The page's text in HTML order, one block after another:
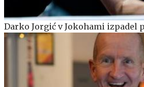
Darko Jorgić v Jokohami izpadel